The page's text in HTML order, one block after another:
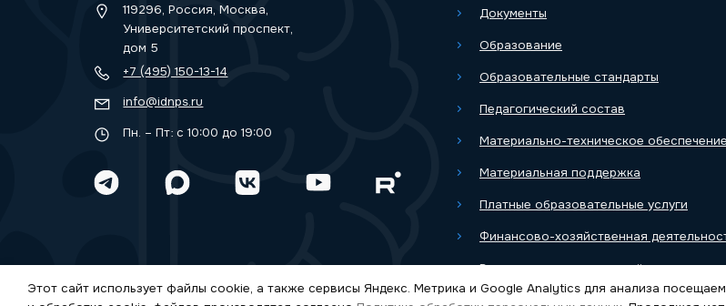
119296, Россия, Москва,
Университетский проспект,
дом 5
+7 (495) 150-13-14
info@idnps.ru
Пн. – Пт: с 10:00 до 19:00
Документы
Образование
Образовательные стандарты
Педагогический состав
Материально-техническое обеспечение
Материальная поддержка
Платные образовательные услуги
Финансово-хозяйственная
Вакантные места для приёма
Этот сайт использует файлы cookie, а также сервисы Яндекс. Метрика и Google Analytics для анализа